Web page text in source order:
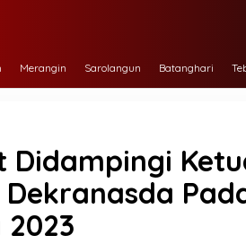
Merangin Sarolangun Batanghari